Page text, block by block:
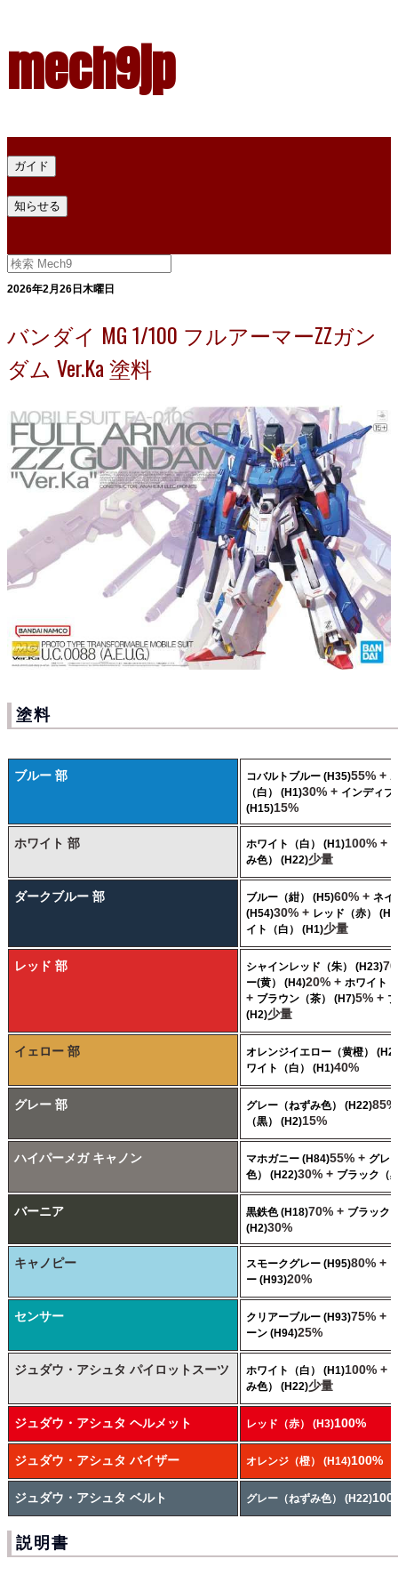
mech9jp
ガイド
知らせる
2026年2月26日木曜日
バンダイ MG 1/100 フルアーマーZZガン
ダム Ver.Ka 塗料
塗料
ブルー 部 コバルトブルー (H35)55% +
（白） (H1)30% + インディブ
(H15)15%
ホワイト 部 ホワイト（白） (H1)100% +
み色） (H22)少量
ダークブルー 部 ブルー（紺） (H5)60% + ネイ
(H54)30% + レッド（赤）
イト（白） (H1)少量
レッド 部 シャインレッド（朱） (H23)
ー(黄） (H4)20% + ホワイト
+ ブラウン（茶） (H7)5% +
(H2)少量
イェロー 部
オレンジイエロー（黄橙）
ワイト（白） (H1)40%
グレー 部 グレー（ねずみ色） (H22)
（黒） (H2)15%
ハイパーメガ キャノン マホガニー (H84)55% + グレ
色） (H22)30% + ブラック（
バーニア 黒鉄色 (H18)70% + ブラック
(H2)30%
キャノピー スモークグレー (H95)80% +
ー (H93)20%
センサー クリアーブルー (H93)75% +
ーン (H94)25%
ジュダウ・アシュタ パイロットスーツ ホワイト（白） (H1)100% +
み色） (H22)少量
ジュダウ・アシュタ ヘルメット レッド（赤） (H3)100%
ジュダウ・アシュタ バイザー オレンジ（橙） (H14)100%
ジュダウ・アシュタ ベルト グレー（ねずみ色） (H22)
説明書